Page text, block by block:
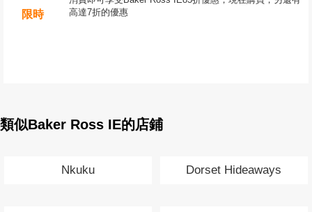
限時
高達7折的優惠
類似Baker Ross IE的店鋪
Nkuku Dorset Hideaways